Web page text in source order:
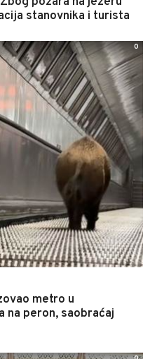
stanovnika i turista
metro u
na peron, saobraćaj
0